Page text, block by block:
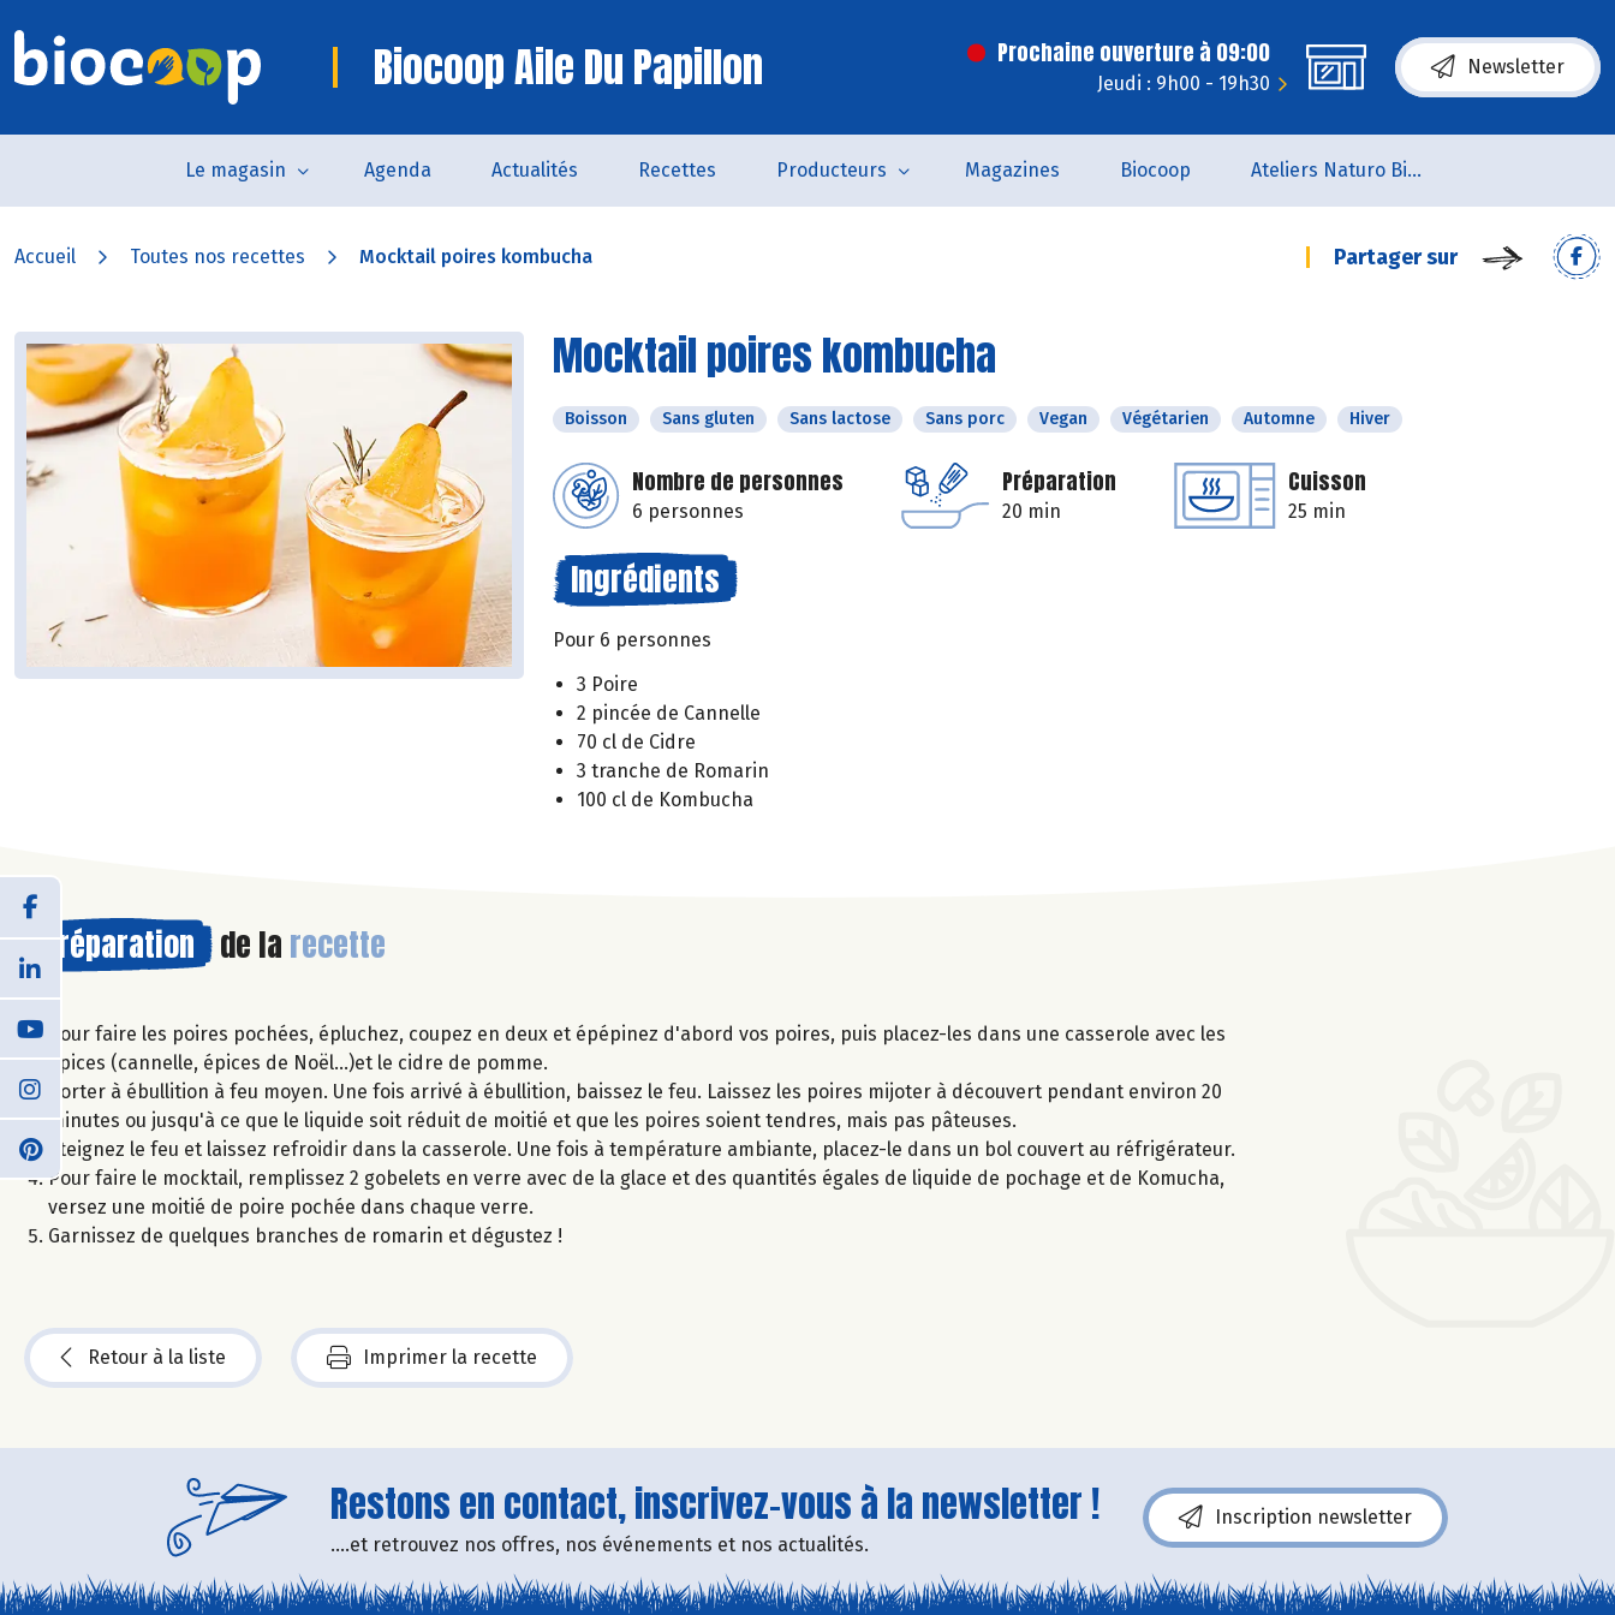
Biocoop Aile Du Papillon Prochaine ouverture à 09:00
Jeudi : 9h00 - 19h30
Newsletter
Le magasin Agenda Actualités Recettes Producteurs Magazines Biocoop Ateliers Naturo Biocoop L'Aile du Papillon
Accueil Toutes nos recettes Mocktail poires kombucha Partager sur
Mocktail poires kombucha
Boisson Sans gluten Sans lactose Sans porc Vegan Végétarien Automne Hiver
Nombre de personnes
6 personnes
Préparation
20 min
Cuisson
25 min
Ingrédients
Pour 6 personnes
3 Poire
2 pincée de Cannelle
70 cl de Cidre
3 tranche de Romarin
100 cl de Kombucha
Préparation de la recette
Pour faire les poires pochées, épluchez, coupez en deux et épépinez d'abord vos poires, puis placez-les dans une casserole avec les
épices (cannelle, épices de Noël...)et le cidre de pomme.
Porter à ébullition à feu moyen. Une fois arrivé à ébullition, baissez le feu. Laissez les poires mijoter à découvert pendant environ 20
minutes ou jusqu'à ce que le liquide soit réduit de moitié et que les poires soient tendres, mais pas pâteuses.
Éteignez le feu et laissez refroidir dans la casserole. Une fois à température ambiante, placez-le dans un bol couvert au réfrigérateur.​
Pour faire le mocktail, remplissez 2 gobelets en verre avec de la glace et des quantités égales de liquide de pochage et de Komucha,
versez une moitié de poire pochée dans chaque verre.
Garnissez de quelques branches de romarin et dégustez !​
Retour à la liste Imprimer la recette
Restons en contact, inscrivez-vous à la newsletter !
....et retrouvez nos offres, nos événements et nos actualités.
Inscription newsletter